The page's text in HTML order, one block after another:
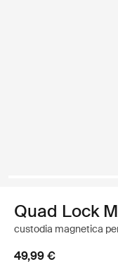
Quad Lock
custodia magnetica
49,99 €